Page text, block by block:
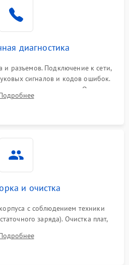
диагностика
и разъемов. Подключение к сети,
сигналов и кодов ошибок.
напряжения. Оценка
основного питания без
и очистка
с соблюдением техники
заряда). Очистка плат,
перегрева и замыканий.